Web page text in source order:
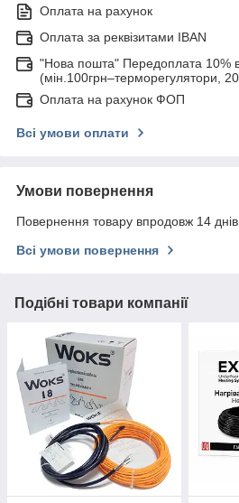
Оплата на рахунок
Оплата за реквізитами IBAN
"Нова пошта" Передоплата 10%
(мін.100грн–терморегулятори,
Оплата на рахунок ФОП
Всі умови оплати
Умови повернення
Повернення товару впродовж 14
Всі умови повернення
Подібні товари компанії